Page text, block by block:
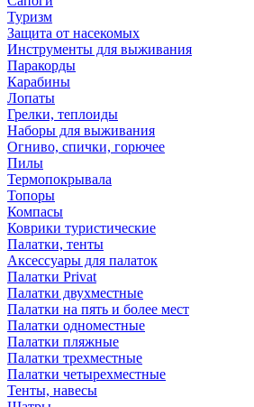
Туризм
Защита от насекомых
Инструменты для выживания
Паракорды
Карабины
Лопаты
Грелки, теплоиды
Наборы для выживания
Огниво, спички, горючее
Пилы
Термопокрывала
Топоры
Компасы
Коврики туристические
Палатки, тенты
Аксессуары для палаток
Палатки Privat
Палатки двухместные
Палатки на пять и более мест
Палатки одноместные
Палатки пляжные
Палатки трехместные
Палатки четырехместные
Тенты, навесы